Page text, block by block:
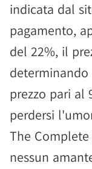
indicata dal
pagamento,
del 22%, il
prezzo pari al
perdersi
The
nessun